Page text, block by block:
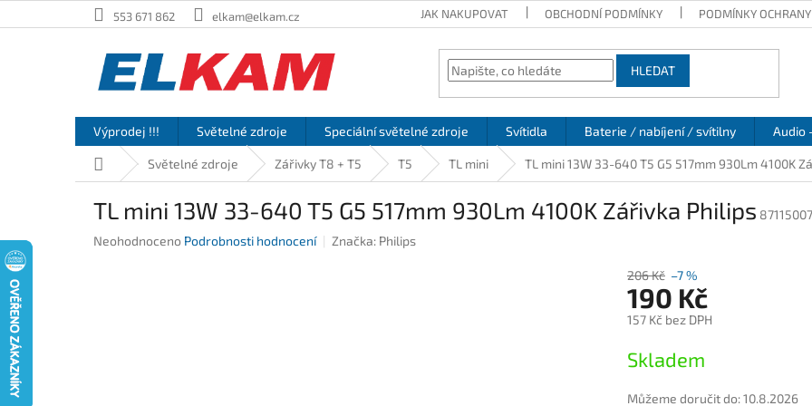
na
553 671 862 elkam@elkam.cz JAK NAKUPOVAT OBCHODNÍ PODMÍNKY PODMÍNKY OCHRANY
HLEDAT
Výprodej !!! Světelné zdroje Speciální světelné zdroje Svítidla Baterie / nabíjení / svítilny Audio
Domů Světelné zdroje Zářivky T8 + T5 T5 TL mini TL mini 13W 33-640 T5 G5 517mm 930Lm 4100K
TL mini 13W 33-640 T5 G5 517mm 930Lm 4100K Zářivka Philips
Průměrné
Neohodnoceno Podrobnosti hodnocení Značka: Philips
206 Kč –7 %
190 Kč
157 Kč bez DPH
cena:
Skladem
Můžeme doručit do:10.8.2026